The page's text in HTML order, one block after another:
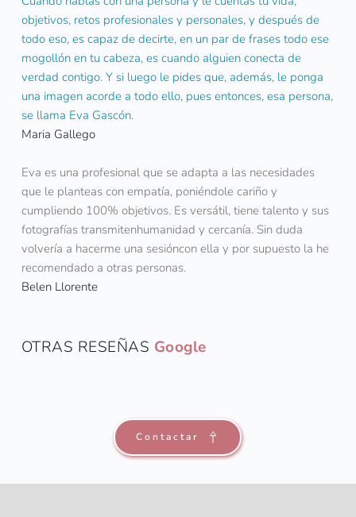
objetivos, retos profesionales y personales, y después de
todo eso, es capaz de decirte, en un par de frases todo ese
mogollón en tu cabeza, es cuando alguien conecta de
verdad contigo. Y si luego le pides que, además, le ponga
una imagen acorde a todo ello, pues entonces, esa persona,
se llama Eva Gascón.
Maria Gallego
Eva es una profesional que se adapta a las necesidades
que le planteas con empatía, poniéndole cariño y
cumpliendo 100% objetivos. Es versátil, tiene talento y sus
fotografías transmitenhumanidad y cercanía. Sin duda
volvería a hacerme una sesióncon ella y por supuesto la he
recomendado a otras personas.
Belen Llorente
OTRAS RESEÑAS Google
Contactar